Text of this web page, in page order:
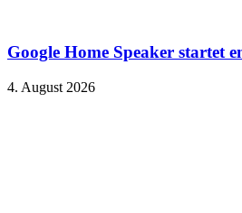
Google Home Speaker startet
4. August 2026